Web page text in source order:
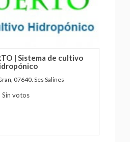
| Sistema de cultivo
07640. Ses Salines
Sin votos